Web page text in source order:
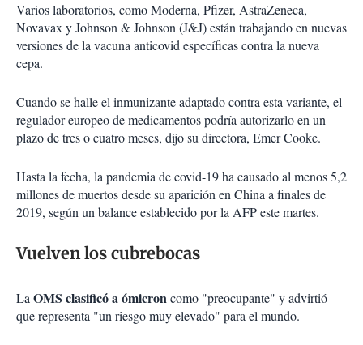
Varios laboratorios, como Moderna, Pfizer, AstraZeneca,
Novavax y Johnson & Johnson (J&J) están trabajando en nuevas
versiones de la vacuna anticovid específicas contra la nueva
cepa.
Cuando se halle el inmunizante adaptado contra esta variante, el
regulador europeo de medicamentos podría autorizarlo en un
plazo de tres o cuatro meses, dijo su directora, Emer Cooke.
Hasta la fecha, la pandemia de covid-19 ha causado al menos 5,2
millones de muertos desde su aparición en China a finales de
2019, según un balance establecido por la AFP este martes.
Vuelven los cubrebocas
LaOMS clasificó a ómicroncomo "preocupante" y advirtió
que representa "un riesgo muy elevado" para el mundo.